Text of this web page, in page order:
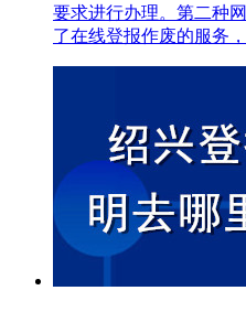
要求进行办理。第二种
了在线登报作废的服务